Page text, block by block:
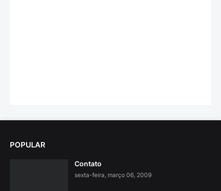
POPULAR
Contato
sexta-feira, março 06, 2009